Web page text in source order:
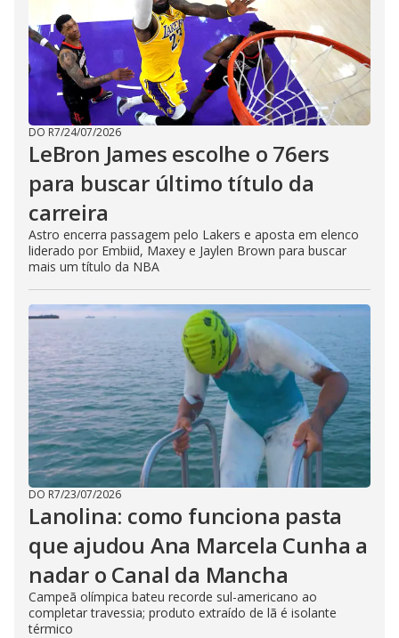
DO R7/24/07/2026
LeBron James escolhe o 76ers
para buscar último título da
carreira
Astro encerra passagem pelo Lakers e aposta em elenco
liderado por Embiid, Maxey e Jaylen Brown para buscar
mais um título da NBA
DO R7/23/07/2026
Lanolina: como funciona pasta
que ajudou Ana Marcela Cunha a
nadar o Canal da Mancha
Campeã olímpica bateu recorde sul-americano ao
completar travessia; produto extraído de lã é isolante
térmico